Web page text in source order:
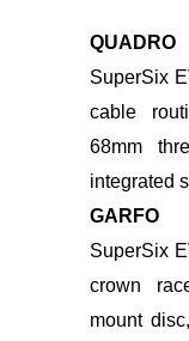
FICHA
QUADRO
SuperSix
cable
68mm
integrated
GARFO
SuperSix